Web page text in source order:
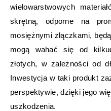
wielowarstwowych
skrętną, odporne na
mosiężnymi złączkami,
mogą wahać się od
złotych, w zależności od
Inwestycja w taki produkt
perspektywie, dzięki jego
uszkodzenia.